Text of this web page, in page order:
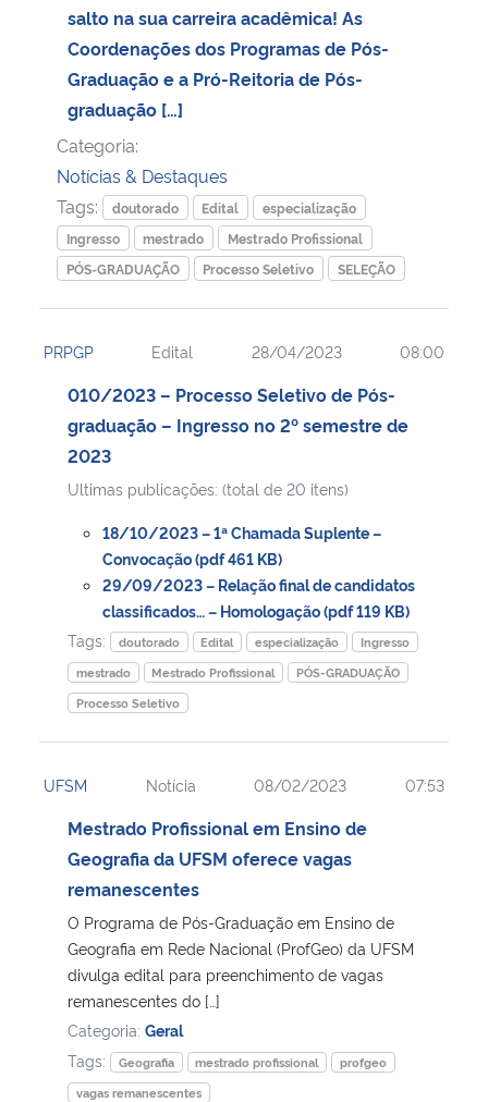
salto na sua carreira acadêmica! As
Coordenações dos Programas de Pós-
Graduação e a Pró-Reitoria de Pós-
graduação […]
Categoria:
Notícias & Destaques
Tags:
doutorado Edital
especialização
Ingresso
mestrado
Mestrado Profissional
PÓS-GRADUAÇÃO
Processo Seletivo SELEÇÃO
PRPGP Edital 28/04/2023 08:00
010/2023 – Processo Seletivo de Pós-
graduação – Ingresso no 2º semestre de
2023
Ultimas publicações: (total de 20 itens)
18/10/2023 – 1ª Chamada Suplente –
Convocação (pdf 461 KB)
29/09/2023 – Relação final de candidatos
classificados… – Homologação (pdf 119 KB)
Tags:
doutorado Edital especialização
Ingresso
mestrado
Mestrado Profissional
PÓS-GRADUAÇÃO
Processo Seletivo
UFSM Notícia 08/02/2023 07:53
Mestrado Profissional em Ensino de
Geografia da UFSM oferece vagas
remanescentes
O Programa de Pós-Graduação em Ensino de
Geografia em Rede Nacional (ProfGeo) da UFSM
divulga edital para preenchimento de vagas
remanescentes do […]
Categoria: Geral
Tags:
Geografia mestrado profissional
profgeo
vagas remanescentes